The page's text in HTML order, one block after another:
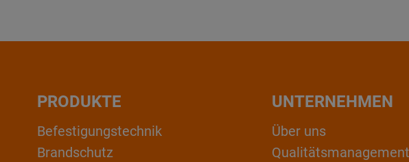
PRODUKTE
Befestigungstechnik
Brandschutz
UNTERNEHMEN
Über uns
Qualitätsmanagement